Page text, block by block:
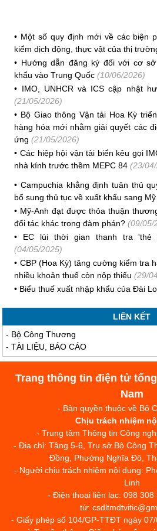
• Một số quy định mới về các biện
kiểm dịch động, thực vật của thị
• Hướng dẫn đăng ký đối với cơ
khẩu vào Trung Quốc (10/06/2026)
• IMO, UNHCR và ICS cập nhật
(21/05/2026)
• Bộ Giao thông Vận tải Hoa Kỳ
hàng hóa mới nhằm giải quyết các
ứng (21/05/2026)
•Các hiệp hội vận tải biển kêu gọi
nhà kính trước thềm MEPC 84 (23/
•Campuchia khẳng định tuân thủ
bổ sung thủ tục về xuất khẩu sang Mỹ
• Mỹ-Anh đạt được thỏa thuận
đối tác khác trong đàm phán? (09/05/
• EC lùi thời gian thanh tra 'thẻ
(04/05/2025)
• CBP (Hoa Kỳ) tăng cường kiểm tra
nhiều khoản thuế còn nộp thiếu (29/
• Biểu thuế xuất nhập khẩu của Đài
LIÊN KẾT
- Bộ Công Thương
-TÀI LIỆU, BÁO CÁO
Trang thông tin điện tử
Nam
- Bản quyền thuộc về Bộ
Chịu trách nhiệm
- Trung tâm Thông tin Công
- Địa chỉ: Tầng 5-6, Trụ sở Bộ Công
Đồng, Phường Nghĩa Đô,
- Người chịu trách nhiệm nội dung:
Linh
- Điện thoại liên lạc: 098 308
tử:
- Giấy phép số 104/GP-TTĐT ngày